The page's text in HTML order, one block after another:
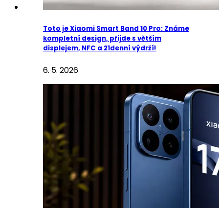
Toto je Xiaomi Smart Band 10 Pro: Známe
kompletní design, přijde s větším
displejem, NFC a 21denní výdrží!
6. 5. 2026